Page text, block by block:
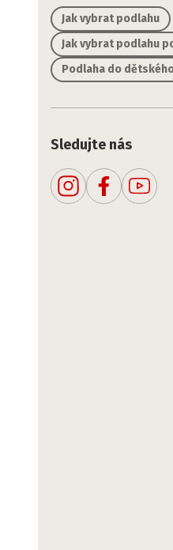
Jak vybrat podlahu
Jak vybrat podlahu
Podlaha do
Sledujte nás